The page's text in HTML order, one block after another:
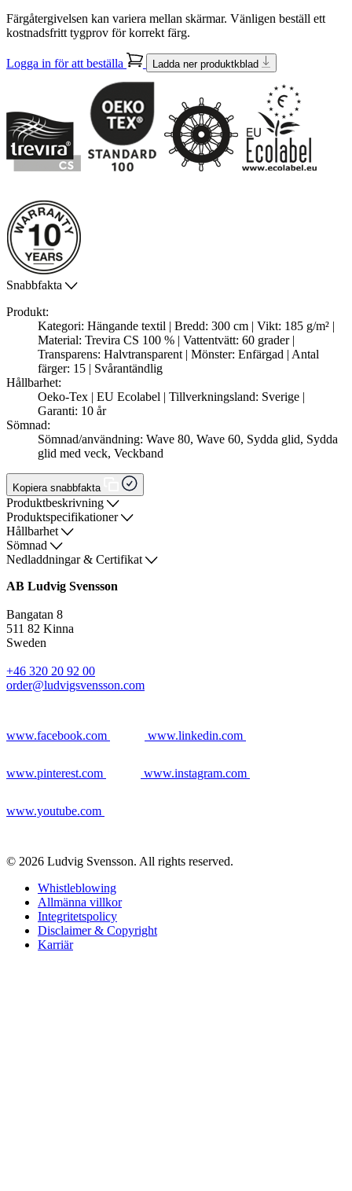
Färgåtergivelsen kan variera mellan skärmar. Vänligen beställ ett
kostnadsfritt tygprov för korrekt färg.
Logga in för att beställa Ladda ner produktkblad
Snabbfakta
Produkt:
Kategori: Hängande textil | Bredd: 300 cm | Vikt: 185 g/m² |
Material: Trevira CS 100 % | Vattentvätt: 60 grader |
Transparens: Halvtransparent | Mönster: Enfärgad | Antal
färger: 15 | Svårantändlig
Hållbarhet:
Oeko-Tex | EU Ecolabel | Tillverkningsland: Sverige |
Garanti: 10 år
Sömnad:
Sömnad/användning: Wave 80, Wave 60, Sydda glid, Sydda
glid med veck, Veckband
Kopiera snabbfakta
Produktbeskrivning
Produktspecifikationer
Hållbarhet
Sömnad
Nedladdningar & Certifikat
AB Ludvig Svensson
Bangatan 8
511 82 Kinna
Sweden
+46 320 20 92 00
order@ludvigsvensson.com
www.facebook.com www.linkedin.com
www.pinterest.com www.instagram.com
www.youtube.com
© 2026 Ludvig Svensson. All rights reserved.
Whistleblowing
Allmänna villkor
Integritetspolicy
Disclaimer & Copyright
Karriär